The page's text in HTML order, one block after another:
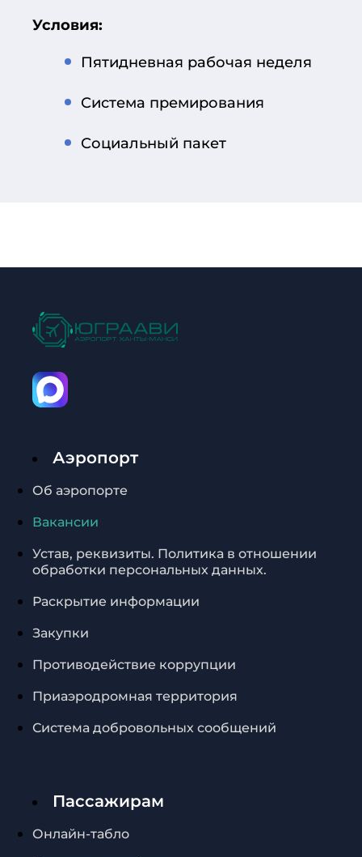
Условия:
Пятидневная рабочая неделя
Система премирования
Социальный пакет
Аэропорт
Об аэропорте
Вакансии
Устав, реквизиты. Политика в отношении
обработки персональных данных.
Раскрытие информации
Закупки
Противодействие коррупции
Приаэродромная территория
Система добровольных сообщений
Пассажирам
Онлайн-табло